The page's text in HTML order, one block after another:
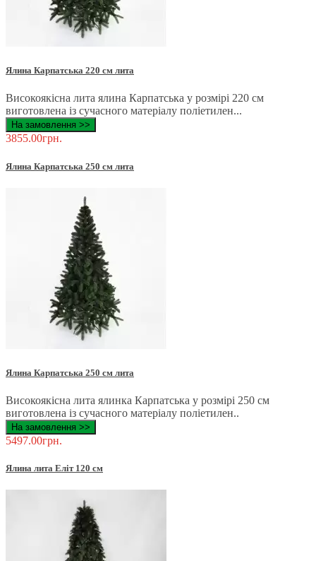
Ялина Карпатська 220 см лита
Високоякісна лита ялина Карпатська у розмірі 220 см
виготовлена ​​із сучасного матеріалу поліетилен...
На замовлення >>
3855.00грн.
Ялина Карпатська 250 см лита
Ялина Карпатська 250 см лита
Високоякісна лита ялинка Карпатська у розмірі 250 см
виготовлена ​​із сучасного матеріалу поліетилен..
На замовлення >>
5497.00грн.
Ялина лита Еліт 120 см